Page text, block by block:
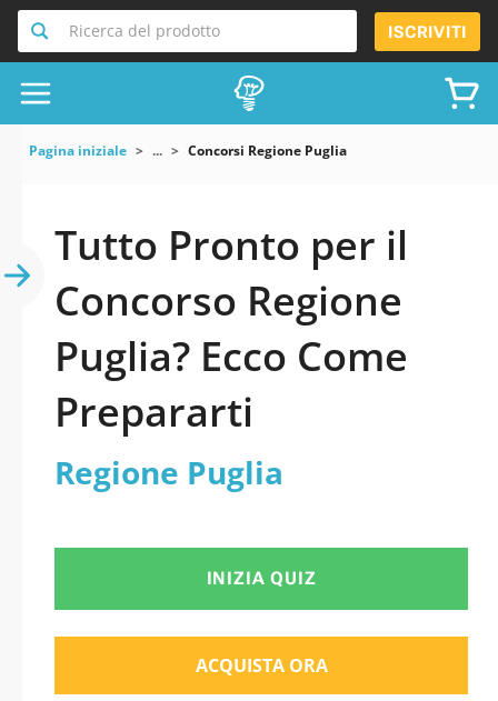
Ricerca del prodotto ISCRIVITI
Pagina iniziale ... Concorsi Regione Puglia
Tutto Pronto per il
Concorso Regione
Puglia? Ecco Come
Prepararti
Regione Puglia
INIZIA QUIZ
ACQUISTA ORA